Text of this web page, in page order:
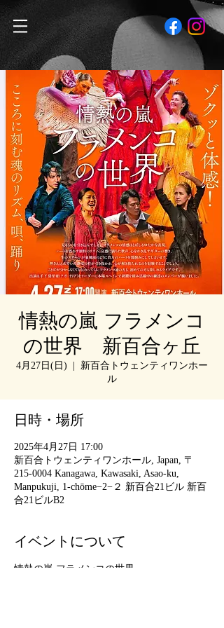
情熱の嵐 フラメンコ
の世界 新百合ヶ丘
4月27日(日)
新百合トウェンティワンホー
ル
日時・場所
2025年4月27日 17:00
新百合トウェンティワンホール, Japan, 〒
215-0004 Kanagawa, Kawasaki, Asao-ku,
Manpukuji, 1-chōme−2−２ 新百合21ビル 新百
合21ビルB2
イベントについて
情熱の嵐 フラメンコの世界